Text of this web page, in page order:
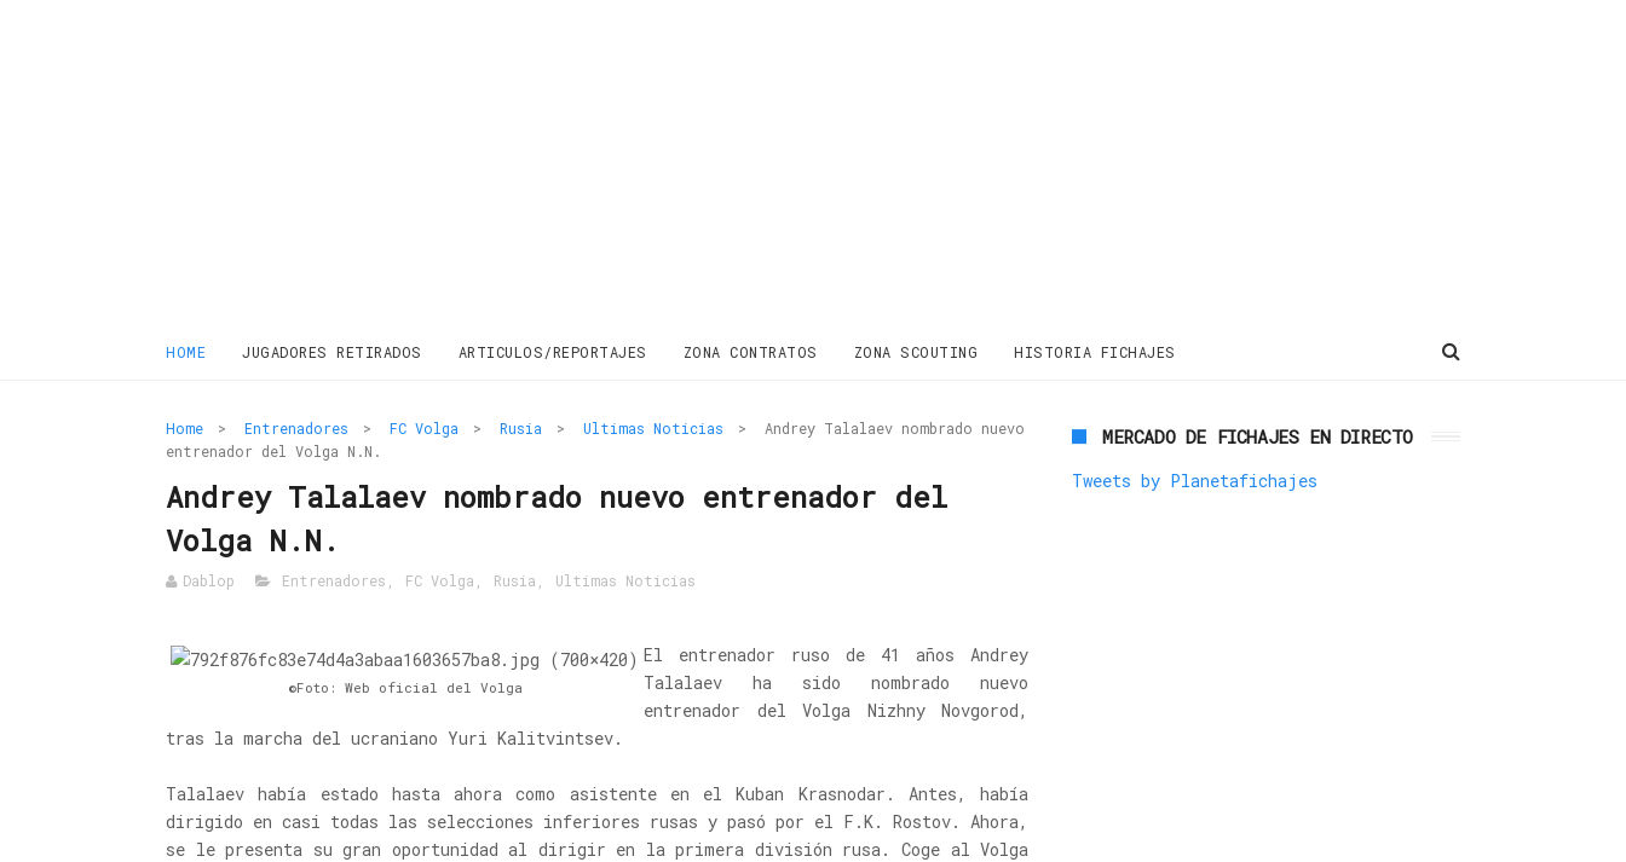
HOME JUGADORES RETIRADOS ARTICULOS/REPORTAJES ZONA CONTRATOS ZONA SCOUTING HISTORIA FICHAJES
Home > Entrenadores > FC Volga > Rusia > Ultimas Noticias >
Andrey Talalaev nombrado nuevo
entrenador del Volga N.N.
Andrey Talalaev nombrado nuevo entrenador del
Volga N.N.
Dablop Entrenadores FC Volga Rusia Ultimas Noticias
©Foto: Web oficial del Volga
El entrenador ruso de 41 años Andrey
Talalaev ha sido nombrado nuevo
entrenador del Volga Nizhny Novgorod,
tras la marcha del ucraniano Yuri Kalitvintsev.
Talalaev había estado hasta ahora como asistente en el Kuban Krasnodar. Antes, había
dirigido en casi todas las selecciones inferiores rusas y pasó por el F.K. Rostov. Ahora,
se le presenta su gran oportunidad al dirigir en la primera división rusa. Coge al Volga
MERCADO DE FICHAJES EN DIRECTO
Tweets by Planetafichajes